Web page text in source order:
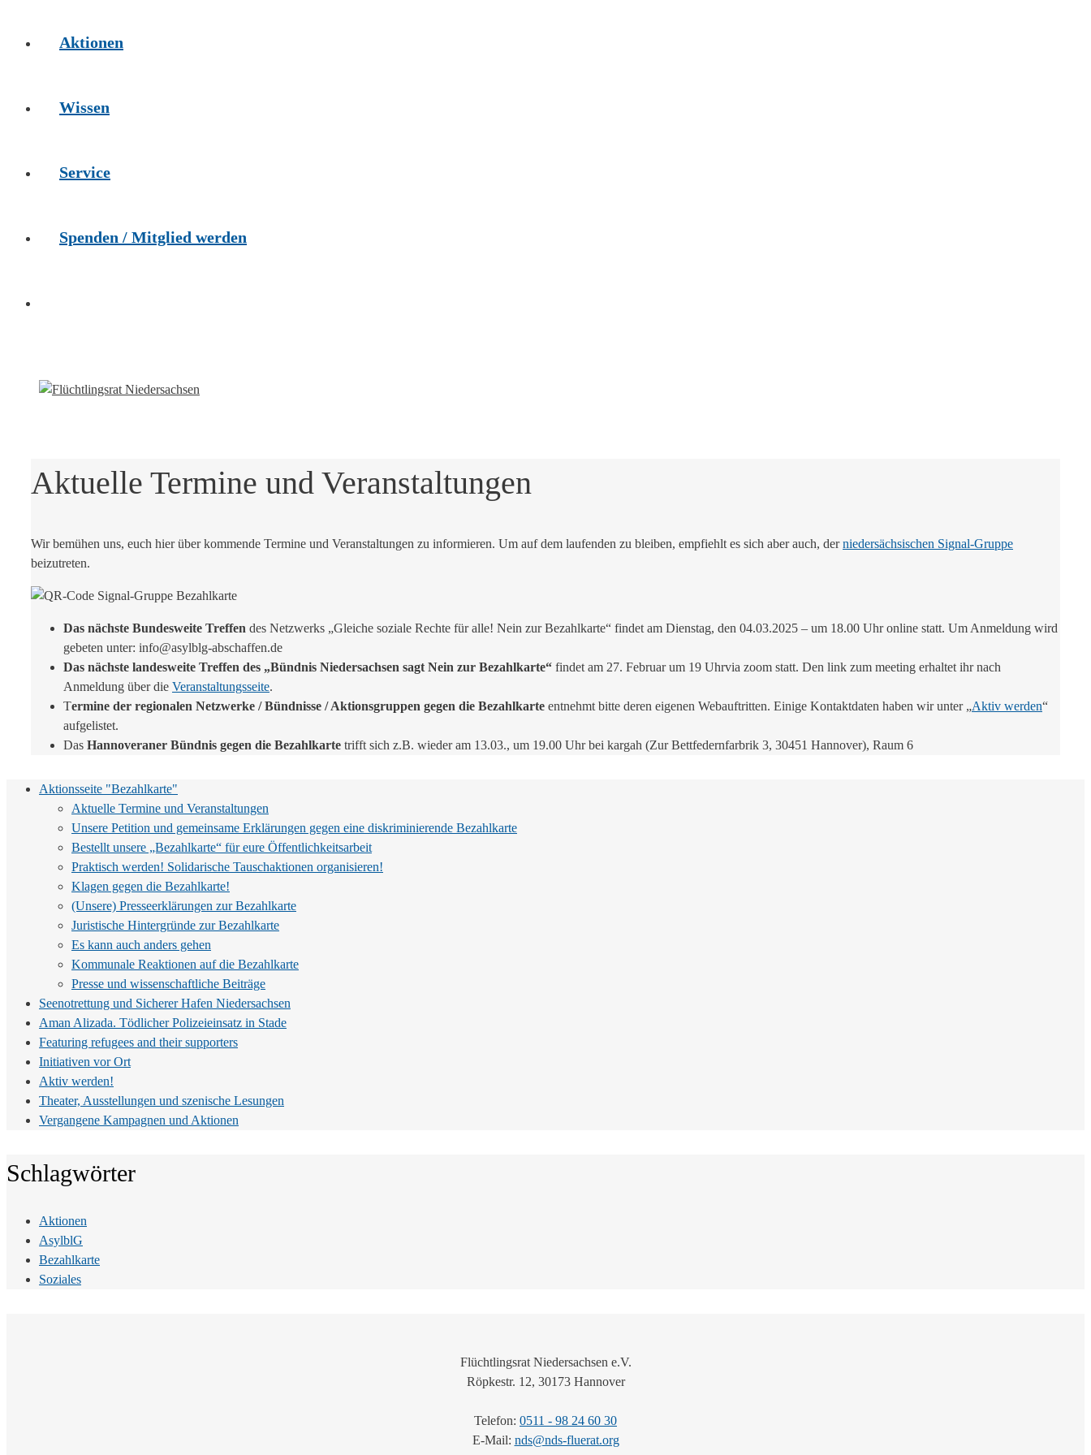
Aktionen
Wissen
Service
Spenden / Mitglied werden
Aktuelle Termine und Veranstaltungen
Wir bemühen uns, euch hier über kommende Termine und Veranstaltungen zu informieren. Um auf dem laufenden zu bleiben, empfiehlt es sich aber auch, derniedersächsischen Signal-Gruppe
beizutreten.
Das nächste Bundesweite Treffen des Netzwerks „Gleiche soziale Rechte für alle! Nein zur Bezahlkarte“ findet am Dienstag, den 04.03.2025 – um 18.00 Uhr online statt. Um Anmeldung wird
gebeten unter: info@asylblg-abschaffen.de
Das nächste landesweite Treffen des „Bündnis Niedersachsen sagt Nein zur Bezahlkarte“ findet am 27. Februar um 19 Uhrvia zoom statt. Den link zum meeting erhaltet ihr nach
Anmeldung über die Veranstaltungsseite.
Termine der regionalen Netzwerke / Bündnisse / Aktionsgruppen gegen die Bezahlkarte entnehmt bitte deren eigenen Webauftritten. Einige Kontaktdaten haben wir unter „Aktiv werden“
aufgelistet.
Das Hannoveraner Bündnis gegen die Bezahlkarte trifft sich z.B. wieder am 13.03., um 19.00 Uhr bei kargah (Zur Bettfedernfarbrik 3, 30451 Hannover), Raum 6
Aktionsseite "Bezahlkarte"
Aktuelle Termine und Veranstaltungen
Unsere Petition und gemeinsame Erklärungen gegen eine diskriminierende Bezahlkarte
Bestellt unsere „Bezahlkarte“ für eure Öffentlichkeitsarbeit
Praktisch werden! Solidarische Tauschaktionen organisieren!
Klagen gegen die Bezahlkarte!
(Unsere) Presseerklärungen zur Bezahlkarte
Juristische Hintergründe zur Bezahlkarte
Es kann auch anders gehen
Kommunale Reaktionen auf die Bezahlkarte
Presse und wissenschaftliche Beiträge
Seenotrettung und Sicherer Hafen Niedersachsen
Aman Alizada. Tödlicher Polizeieinsatz in Stade
Featuring refugees and their supporters
Initiativen vor Ort
Aktiv werden!
Theater, Ausstellungen und szenische Lesungen
Vergangene Kampagnen und Aktionen
Schlagwörter
Aktionen
AsylblG
Bezahlkarte
Soziales
Flüchtlingsrat Niedersachsen e.V.
Röpkestr. 12, 30173 Hannover
Telefon: 0511 - 98 24 60 30
E-Mail: nds@nds-fluerat.org